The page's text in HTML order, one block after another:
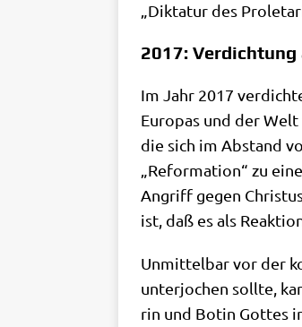
„Dik­ta­tur des
2017: Verdichtung
Im Jahr 2017
Euro­pas und der
die sich im Abstand
„Refor­ma­ti­on“ zu
Angriff gegen
ist, daß es als
Unmit­tel­bar vor der
unter­jo­chen soll­te,
rin und Botin Got­tes